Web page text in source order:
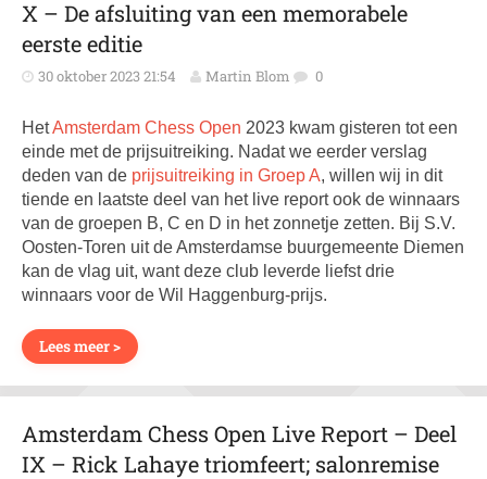
X – De afsluiting van een memorabele
eerste editie
30 oktober 2023 21:54 Martin Blom 0
HetAmsterdam Chess Open 2023 kwam gisteren tot een
einde met de prijsuitreiking. Nadat we eerder verslag
deden van de prijsuitreiking in Groep A, willen wij in dit
tiende en laatste deel van het live report ook de winnaars
van de groepen B, C en D in het zonnetje zetten. Bij S.V.
Oosten-Toren uit de Amsterdamse buurgemeente Diemen
kan de vlag uit, want deze club leverde liefst drie
winnaars voor de Wil Haggenburg-prijs.
Lees meer >
Amsterdam Chess Open Live Report – Deel
IX – Rick Lahaye triomfeert; salonremise